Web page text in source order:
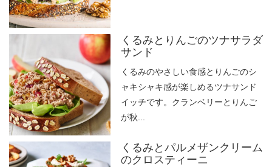
くるみとりんごのツナサラダ
サンド
くるみのやさしい食感とりんごのシ
ャキシャキ感が楽しめるツナサンド
イッチです。クランベリーとりんご
が秋...
くるみとパルメザンクリーム
のクロスティーニ